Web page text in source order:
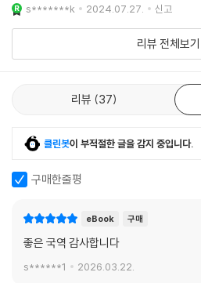
s*******k 2024.07.27. 신고
리뷰 전체보기
리뷰 37
클린봇이 부적절한 글을 감지 중입니다.
구매한줄평
eBook 구매
좋은 국역 감사합니다
s******1 2026.03.22.